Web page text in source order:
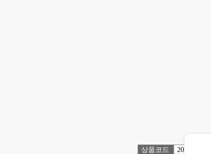
상품코드 2068524